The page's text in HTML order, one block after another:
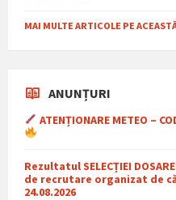
MAI MULTE ARTICOLE PE
ANUNȚURI
ATENȚIONARE METEO –
Rezultatul SELECȚIEI
de recrutare organizat de
24.08.2026